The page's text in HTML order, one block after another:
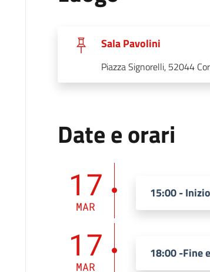
Sala Pavolini
Piazza Signorelli, 52044
Date e orari
17
MAR
15:00 -
17
MAR
18:00 -Fine